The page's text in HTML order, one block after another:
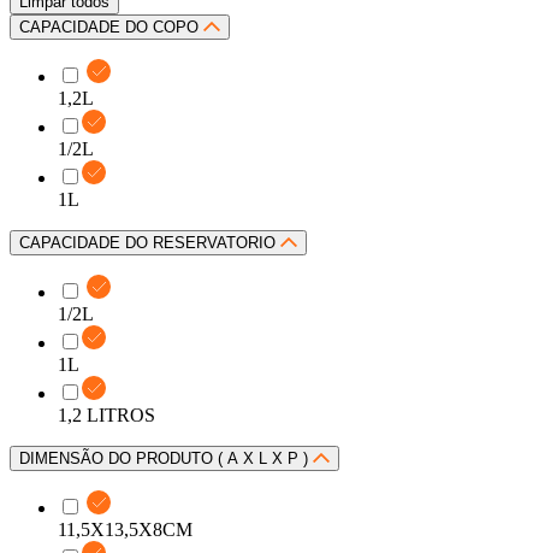
CAPACIDADE DO COPO
1,2L
1/2L
1L
CAPACIDADE DO RESERVATORIO
1/2L
1L
1,2 LITROS
DIMENSÃO DO PRODUTO ( A X L X P )
11,5X13,5X8CM